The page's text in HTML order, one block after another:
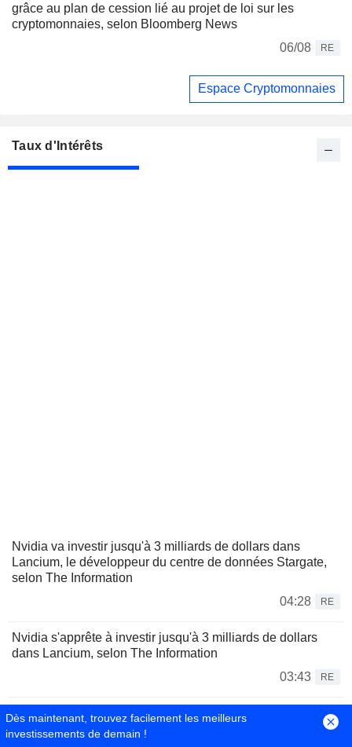
grâce au plan de cession lié au projet de loi sur les
cryptomonnaies, selon Bloomberg News
06/08
RE
Espace Cryptomonnaies
Taux d'Intérêts
Nvidia va investir jusqu'à 3 milliards de dollars dans
Lancium, le développeur du centre de données Stargate,
selon The Information
04:28
RE
Nvidia s'apprête à investir jusqu'à 3 milliards de dollars
dans Lancium, selon The Information
03:43
RE
Le Brésil durcit les transferts de cryptomonnaies pour
freiner la fraude
Dès maintenant, trouvez facilement les meilleurs
investissements de demain !